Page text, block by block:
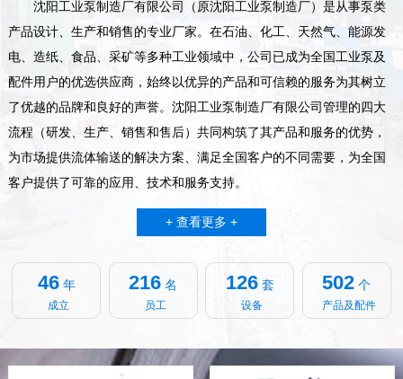
沈阳工业泵制造厂有限公司（原沈阳工业泵制造厂）是从事泵类
产品设计、生产和销售的专业厂家。在石油、化工、天然气、能源发
电、造纸、食品、采矿等多种工业领域中，公司已成为全国工业泵及
配件用户的优选供应商，始终以优异的产品和可信赖的服务为其树立
了优越的品牌和良好的声誉。沈阳工业泵制造厂有限公司管理的四大
流程（研发、生产、销售和售后）共同构筑了其产品和服务的优势，
为市场提供流体输送的解决方案、满足全国客户的不同需要，为全国
客户提供了可靠的应用、技术和服务支持。
+ 查看更多 +
46年
成立
216 名
员工
126套
设备
502 个
产品及配件